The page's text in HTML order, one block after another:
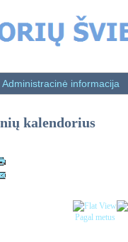
Administracinė informacija
kalendorius
Pagal metus